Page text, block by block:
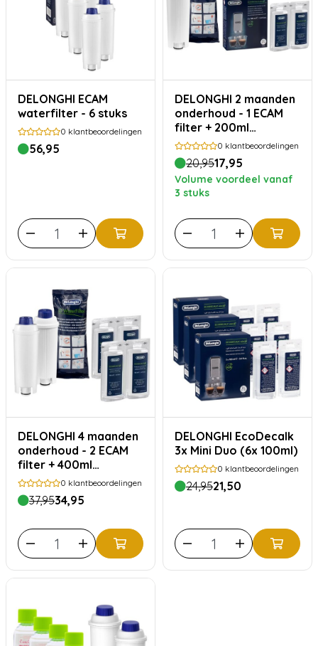
DELONGHI ECAM
waterfilter - 6 stuks
0 klantbeoordelingen
56,95
DELONGHI 2 maanden
onderhoud - 1 ECAM
filter + 200ml
EcoDecalk ontkalker
0 klantbeoordelingen
20,9517,95
Volume voordeel vanaf
3 stuks
DELONGHI 4 maanden
onderhoud - 2 ECAM
filter + 400ml
EcoDecalk ontkalker
0 klantbeoordelingen
37,9534,95
DELONGHI EcoDecalk
3x Mini Duo (6x 100ml)
0 klantbeoordelingen
24,9521,50